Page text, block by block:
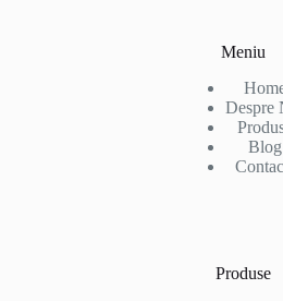
Meniu
Despre
Blog
Produse